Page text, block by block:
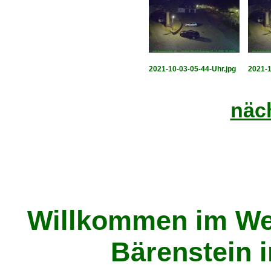
2021-10-03-05-44-Uhr.jpg 2021-
Willkommen im
Bärenstein